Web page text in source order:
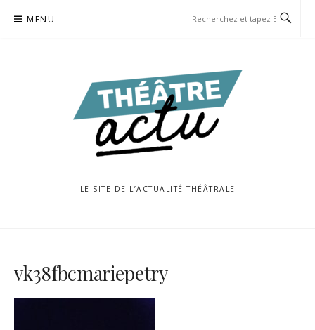
MENU
LE SITE DE L’ACTUALITÉ THÉÂTRALE
vk38fbcmariepetry